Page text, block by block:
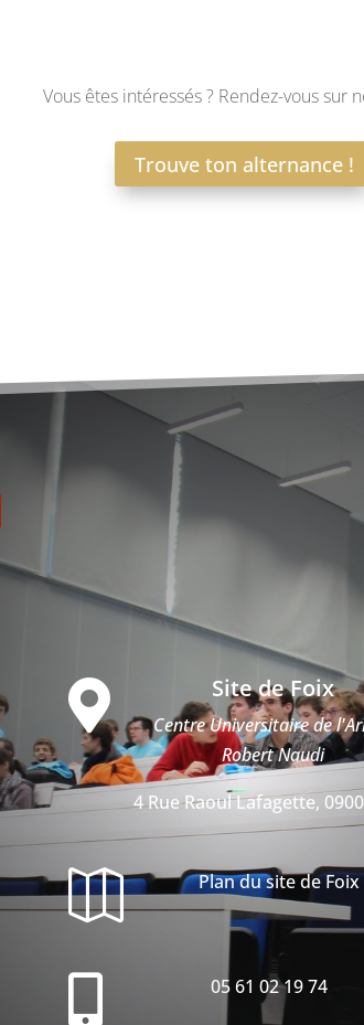
Vous êtes intéressés ? Rendez-vous sur
Trouve ton alternance !
 Site de Foix
Centre Universitaire de
Robert Naudi
4 Rue Raoul Lafagette,
 Plan du site de Foix
 05 61 02 19 74